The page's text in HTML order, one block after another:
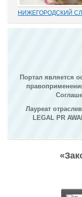
НИЖЕГОРОДСКИЙ
В этом деле
переписывание
положенного по УПК
дела, до того, что по
Портал является
Лауреат
LEGAL PR